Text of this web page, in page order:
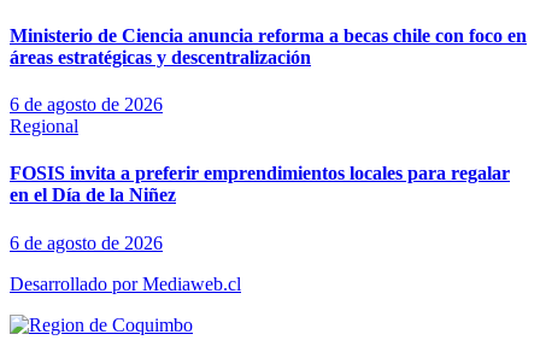
Ministerio de Ciencia anuncia reforma a becas chile con foco en
áreas estratégicas y descentralización
6 de agosto de 2026
Regional
FOSIS invita a preferir emprendimientos locales para regalar
en el Día de la Niñez
6 de agosto de 2026
Desarrollado por Mediaweb.cl